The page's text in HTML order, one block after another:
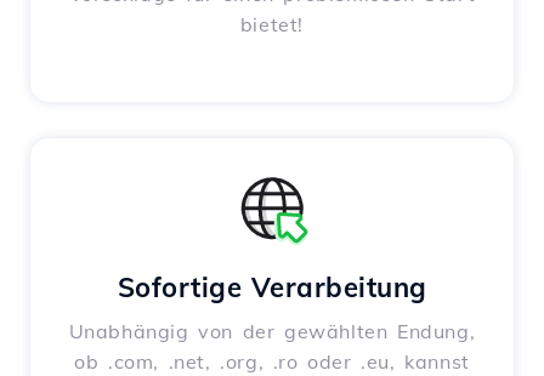
bietet!
Sofortige Verarbeitung
Unabhängig von der gewählten Endung,
ob .com, .net, .org, .ro oder .eu, kannst